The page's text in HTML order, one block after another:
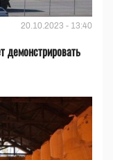
20.10.2023 - 13:40
демонстрировать